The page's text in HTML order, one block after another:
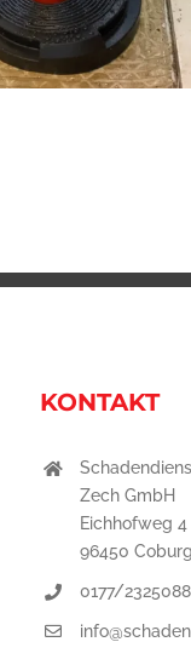
KONTAKT
Zech GmbH
Eichhofweg 4
96450 Coburg
0177/2325088